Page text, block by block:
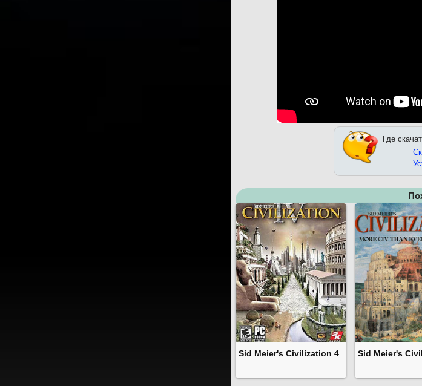
Где
Sid Meier's Civilization 4 Sid Meier's